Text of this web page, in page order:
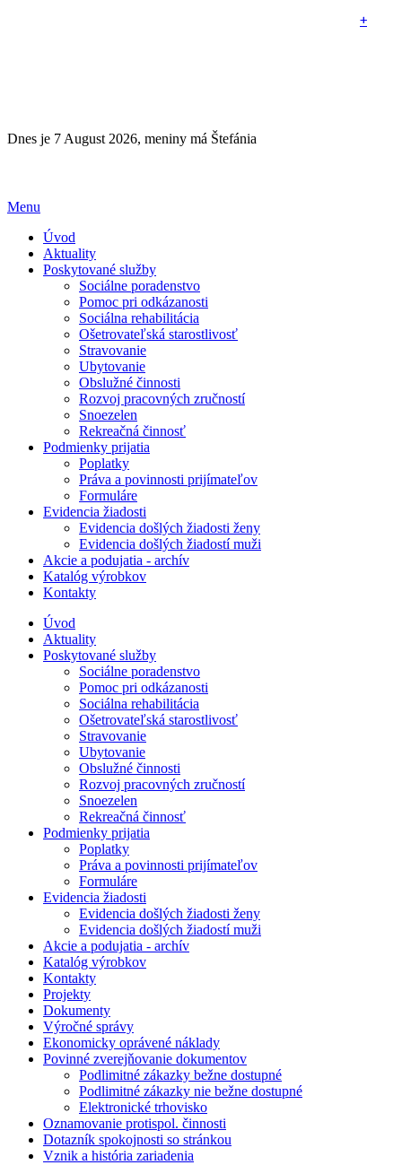
Dnes je 7 August 2026, meniny má Štefánia
Menu
Úvod
Aktuality
Poskytované služby
+
Sociálne poradenstvo
Pomoc pri odkázanosti
Sociálna rehabilitácia
Ošetrovateľská starostlivosť
Stravovanie
Ubytovanie
Obslužné činnosti
Rozvoj pracovných zručností
Snoezelen
Rekreačná činnosť
Podmienky prijatia
+
Poplatky
Práva a povinnosti prijímateľov
Formuláre
Evidencia žiadosti
+
Evidencia došlých žiadosti ženy
Evidencia došlých žiadostí muži
Akcie a podujatia - archív
Katalóg výrobkov
Kontakty
Úvod
Aktuality
Poskytované služby
Sociálne poradenstvo
Pomoc pri odkázanosti
Sociálna rehabilitácia
Ošetrovateľská starostlivosť
Stravovanie
Ubytovanie
Obslužné činnosti
Rozvoj pracovných zručností
Snoezelen
Rekreačná činnosť
Podmienky prijatia
Poplatky
Práva a povinnosti prijímateľov
Formuláre
Evidencia žiadosti
Evidencia došlých žiadosti ženy
Evidencia došlých žiadostí muži
Akcie a podujatia - archív
Katalóg výrobkov
Kontakty
Projekty
Dokumenty
Výročné správy
Ekonomicky oprávené náklady
Povinné zverejňovanie dokumentov
Podlimitné zákazky bežne dostupné
Podlimitné zákazky nie bežne dostupné
Elektronické trhovisko
Oznamovanie protispol. činnosti
Dotazník spokojnosti so stránkou
Vznik a história zariadenia